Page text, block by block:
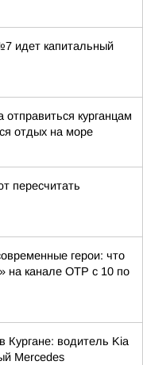
идет капитальный
отправиться курганцам
отдых на море
пересчитать
герои: что
на канале ОТР с 10 по
водитель Kia
Mercedes